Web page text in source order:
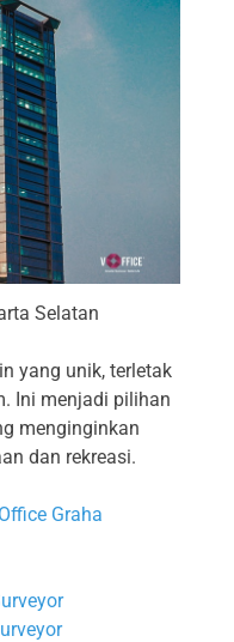
Selatan
yang unik, terletak
Ini menjadi pilihan
menginginkan
dan rekreasi.
Graha